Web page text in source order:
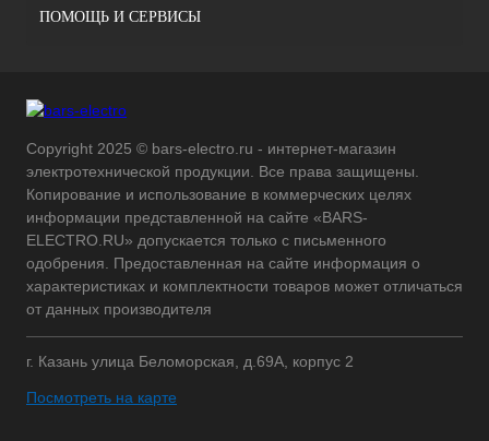
ПОМОЩЬ И СЕРВИСЫ
Copyright 2025 © bars-electro.ru - интернет-магазин
электротехнической продукции. Все права защищены.
Копирование и использование в коммерческих целях
информации представленной на сайте «BARS-
ELECTRO.RU» допускается только с письменного
одобрения. Предоставленная на сайте информация о
характеристиках и комплектности товаров может отличаться
от данных производителя
г. Казань улица Беломорская, д.69А, корпус 2
Посмотреть на карте